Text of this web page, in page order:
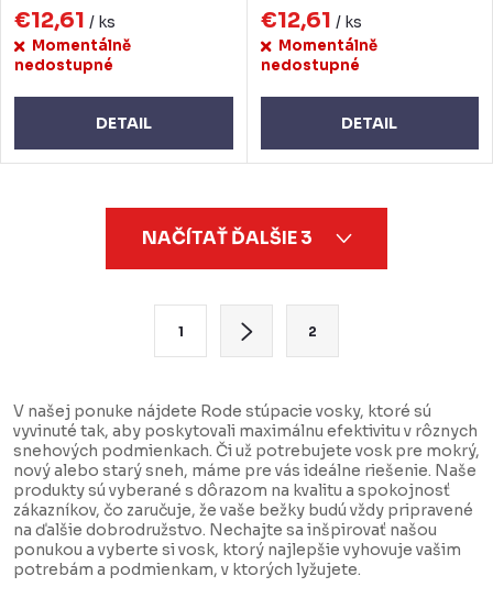
€12,61 / ks
Momentálně
nedostupné
DETAIL
€12,61 / ks
Momentálně
nedostupné
DETAIL
c
i
e
p
r
v
NAČÍTAŤ ĎALŠIE 3
á
n
k
o
v
a
1 2
V našej ponuke nájdete Rode stúpacie vosky, ktoré sú
vyvinuté tak, aby poskytovali maximálnu efektivitu v rôznych
snehových podmienkach. Či už potrebujete vosk pre mokrý,
nový alebo starý sneh, máme pre vás ideálne riešenie. Naše
produkty sú vyberané s dôrazom na kvalitu a spokojnosť
zákazníkov, čo zaručuje, že vaše bežky budú vždy pripravené
na ďalšie dobrodružstvo. Nechajte sa inšpirovať našou
ponukou a vyberte si vosk, ktorý najlepšie vyhovuje vašim
potrebám a podmienkam, v ktorých lyžujete.